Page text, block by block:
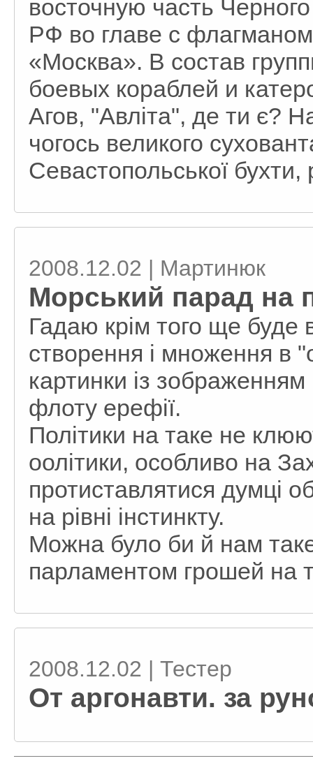
восточную часть
РФ во главе с
«Москва». В состав
боевых кораблей и
Агов, "Авліта", де ти є?
чогось великого
Севастопольської бухти,
2008.12.02 | Мартинюк
Морський парад на
Гадаю крім того ще буде
створення і множення в
картинки із
флоту ерефії.
Політики на таке не
оолітики, особливо на
протиставлятися думці
на рівні інстинкту.
Можна було би й нам
парламентом грошей на
2008.12.02 | Тестер
От аргонавти. за